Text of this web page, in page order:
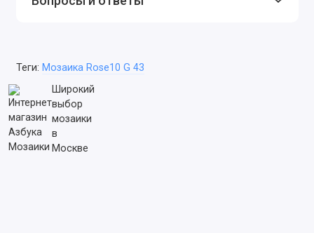
Теги: Мозаика Rose10 G 43
Широкий
выбор
мозаики
в
Москве